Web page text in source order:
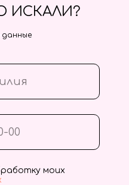
моих
ИСКАЛИ?
данные